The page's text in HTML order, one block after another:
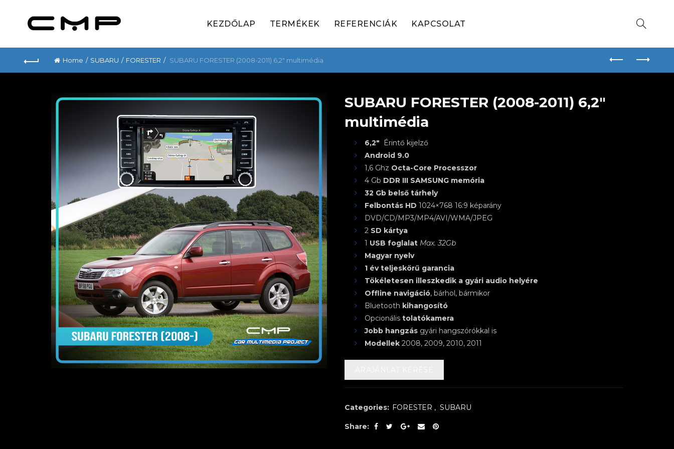
KEZDŐLAP TERMÉKEK REFERENCIÁK KAPCSOLAT
Home SUBARU FORESTER SUBARU FORESTER (2008-2011) 6,2″ multimédia
SUBARU FORESTER (2008-2011) 6,2″
multimédia
6,2″
Érintő kijelző
Android 9.0
1,6 Ghz Octa-Core Processzor
4 Gb DDR III SAMSUNG memória
32 Gb belső tárhely
Felbontás HD 1024×768 16:9 képarány
DVD/CD/MP3/MP4/AVI/WMA/JPEG
2 SD kártya
1 USB foglalat Max. 32Gb
Magyar nyelv
1 év teljeskörű garancia
Tökéletesen illeszkedik a gyári audio helyére
Offline navigáció, bárhol, bármikor
Bluetooth kihangosító
Opcionális tolatókamera
Jobb hangzás gyári hangszórókkal is
Modellek 2008, 2009, 2010, 2011
Categories: FORESTER , SUBARU
Share